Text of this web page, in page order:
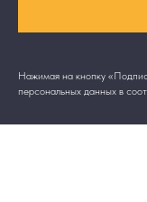
Нажимая на кнопку
персональных данных в